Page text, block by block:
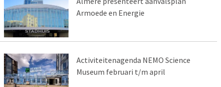
Armoede en Energie
Activiteitenagenda NEMO Science
Museum februari t/m april